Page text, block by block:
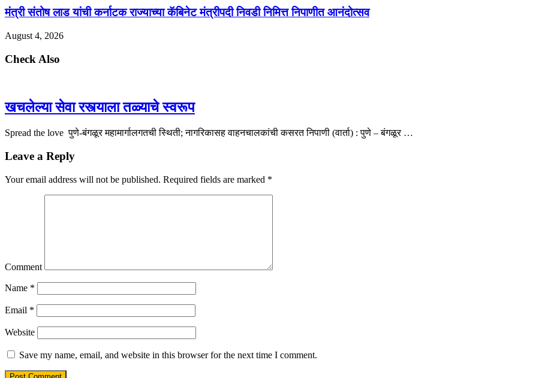
मंत्री संतोष लाड यांची कर्नाटक राज्याच्या कॅबिनेट मंत्रीपदी निवडी निमित्त निपाणीत आनंदोत्सव
August 4, 2026
Check Also
खचलेल्या सेवा रस्त्याला तळ्याचे स्वरूप
Spread the love पुणे-बंगळूर महामार्गालगतची स्थिती; नागरिकासह वाहनचालकांची कसरत निपाणी (वार्ता) : पुणे – बंगळूर …
Leave a Reply
Your email address will not be published. Required fields are marked *
Comment
Name *
Email *
Website
Save my name, email, and website in this browser for the next time I comment.